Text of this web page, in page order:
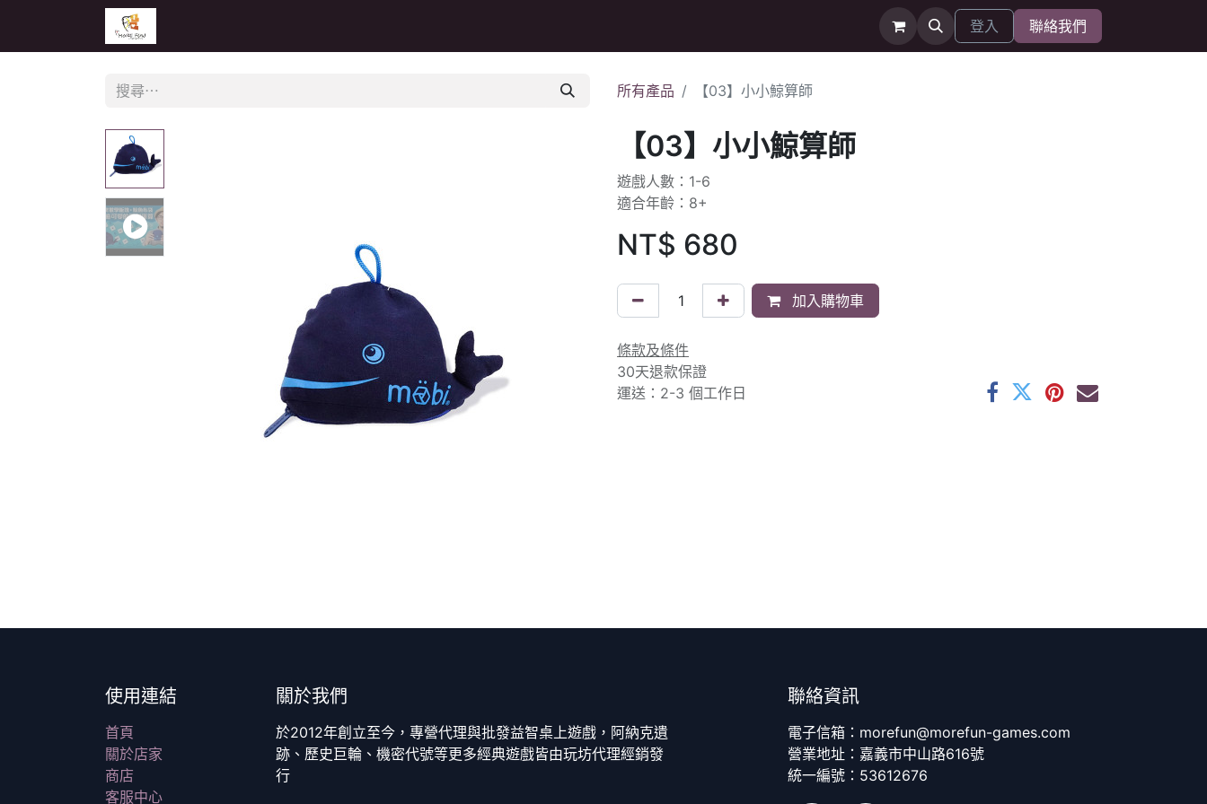
登入 聯絡我們
所有產品 【03】小小鯨算師
【03】小小鯨算師
遊戲人數：1-6
適合年齡：8+
NT$ 680
加入購物車
條款及條件
30天退款保證
運送：2-3 個工作日
使用連結
首頁
關於店家
商店
客服中心
關於我們
於2012年創立至今，專營代理與批發益智桌上遊戲，阿納克遺
跡、歷史巨輪、機密代號等更多經典遊戲皆由玩坊代理經銷發
行
聯絡資訊
電子信箱：morefun@morefun-games.com
營業地址：嘉義市中山路616號
統一編號：53612676